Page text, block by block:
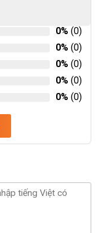
0% (0)
0% (0)
0% (0)
0% (0)
0% (0)